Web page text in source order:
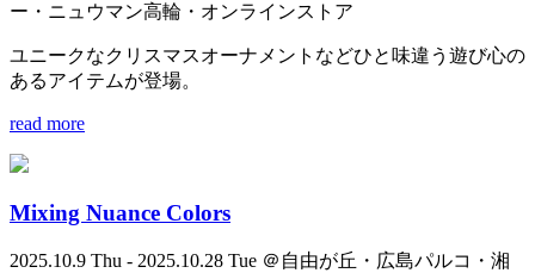
ー・ニュウマン高輪・オンラインストア
ユニークなクリスマスオーナメントなどひと味違う遊び心の
あるアイテムが登場。
read more
Mixing Nuance Colors
2025.10.9 Thu - 2025.10.28 Tue ＠自由が丘・広島パルコ・湘